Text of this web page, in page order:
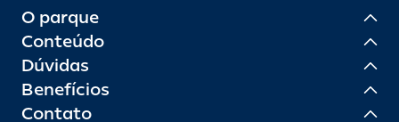
O parque
Conteúdo
Dúvidas
Benefícios
Contato